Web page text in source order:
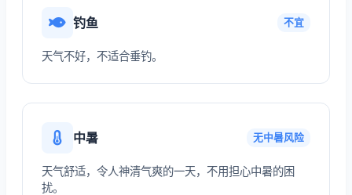
钓鱼 不宜
天气不好，不适合垂钓。
中暑 无中暑风险
天气舒适，令人神清气爽的一天，不用担心中暑的困
扰。